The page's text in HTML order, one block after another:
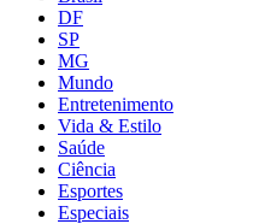
DF
SP
MG
Mundo
Entretenimento
Vida & Estilo
Saúde
Ciência
Esportes
Especiais